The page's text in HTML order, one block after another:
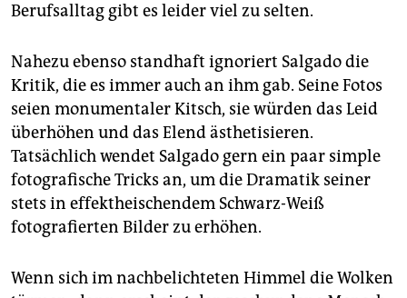
Berufsalltag gibt es leider viel zu selten.
Nahezu ebenso standhaft ignoriert Salgado die
Kritik, die es immer auch an ihm gab. Seine Fotos
seien monumentaler Kitsch, sie würden das Leid
überhöhen und das Elend ästhetisieren.
Tatsächlich wendet Salgado gern ein paar simple
fotografische Tricks an, um die Dramatik seiner
stets in effektheischendem Schwarz-Weiß
fotografierten Bilder zu erhöhen.
Wenn sich im nachbelichteten Himmel die Wolken